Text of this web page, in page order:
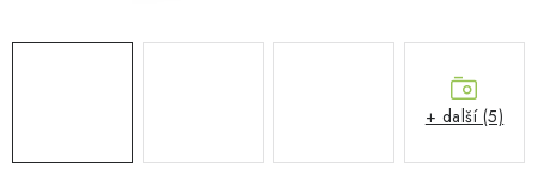
+ další (5)